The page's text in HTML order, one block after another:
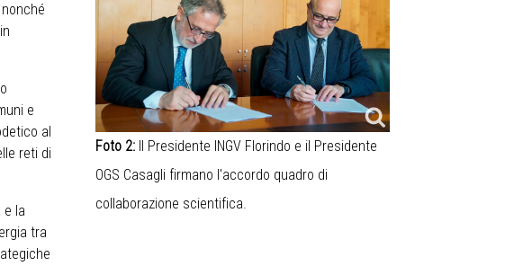
nonché
e
al
reti di
e la
tra
Foto 2: Il Presidente INGV Florindo e il Presidente
OGS Casagli firmano l'accordo quadro di
collaborazione scientifica.